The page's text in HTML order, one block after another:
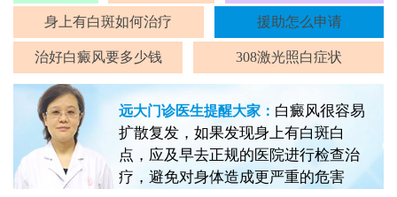
身上有白斑如何治疗 援助怎么申请
治好白癜风要多少钱 308激光照白症状
远大门诊医生提醒大家： 白癜风很容易
扩散复发，如果发现身上有白斑白
点，应及早去正规的医院进行检查治
疗，避免对身体造成更严重的危害